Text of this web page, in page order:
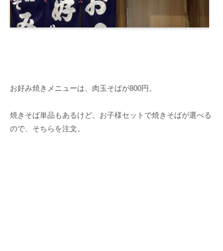
お好み焼きメニューは、肉玉そばが800円。
焼きそば単品もあるけど、お子様セットで焼きそばが選べる
ので、そちらを注文。